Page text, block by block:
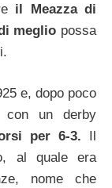
il Meazza di
meglio possa
e, dopo poco
con un derby
per 6-3.
al quale era
nome che